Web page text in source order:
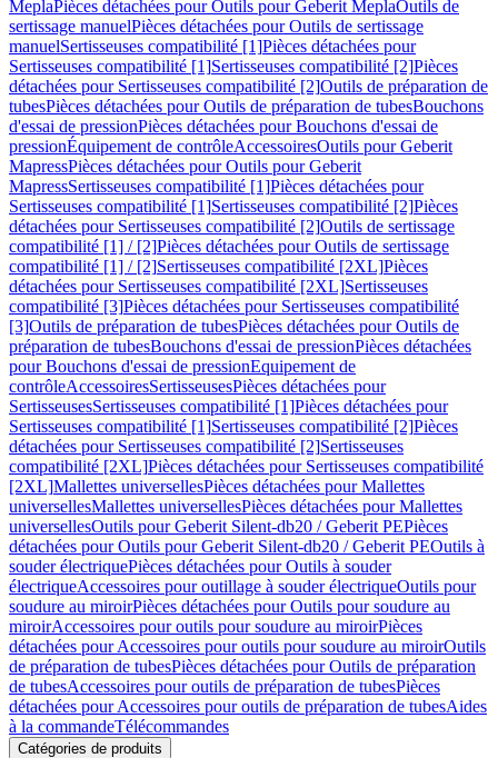
MeplaPièces détachées pour Outils pour Geberit MeplaOutils de
sertissage manuelPièces détachées pour Outils de sertissage
manuelSertisseuses compatibilité [1]Pièces détachées pour
Sertisseuses compatibilité [1]Sertisseuses compatibilité [2]Pièces
détachées pour Sertisseuses compatibilité [2]Outils de préparation de
tubesPièces détachées pour Outils de préparation de tubesBouchons
d'essai de pressionPièces détachées pour Bouchons d'essai de
pressionÉquipement de contrôleAccessoiresOutils pour Geberit
MapressPièces détachées pour Outils pour Geberit
MapressSertisseuses compatibilité [1]Pièces détachées pour
Sertisseuses compatibilité [1]Sertisseuses compatibilité [2]Pièces
détachées pour Sertisseuses compatibilité [2]Outils de sertissage
compatibilité [1] / [2]Pièces détachées pour Outils de sertissage
compatibilité [1] / [2]Sertisseuses compatibilité [2XL]Pièces
détachées pour Sertisseuses compatibilité [2XL]Sertisseuses
compatibilité [3]Pièces détachées pour Sertisseuses compatibilité
[3]Outils de préparation de tubesPièces détachées pour Outils de
préparation de tubesBouchons d'essai de pressionPièces détachées
pour Bouchons d'essai de pressionEquipement de
contrôleAccessoiresSertisseusesPièces détachées pour
SertisseusesSertisseuses compatibilité [1]Pièces détachées pour
Sertisseuses compatibilité [1]Sertisseuses compatibilité [2]Pièces
détachées pour Sertisseuses compatibilité [2]Sertisseuses
compatibilité [2XL]Pièces détachées pour Sertisseuses compatibilité
[2XL]Mallettes universellesPièces détachées pour Mallettes
universellesMallettes universellesPièces détachées pour Mallettes
universellesOutils pour Geberit Silent-db20 / Geberit PEPièces
détachées pour Outils pour Geberit Silent-db20 / Geberit PEOutils à
souder électriquePièces détachées pour Outils à souder
électriqueAccessoires pour outillage à souder électriqueOutils pour
soudure au miroirPièces détachées pour Outils pour soudure au
miroirAccessoires pour outils pour soudure au miroirPièces
détachées pour Accessoires pour outils pour soudure au miroirOutils
de préparation de tubesPièces détachées pour Outils de préparation
de tubesAccessoires pour outils de préparation de tubesPièces
détachées pour Accessoires pour outils de préparation de tubesAides
à la commandeTélécommandes
Catégories de produits